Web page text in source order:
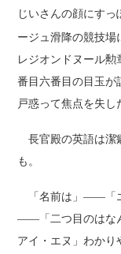
じいさんの顔にす
ージュ滑降の競技
レジオンドヌール
番目六番目の目玉
戸惑って焦点を失し
長官殿の英語は潔
も。
「名前は」――「
――「二つ目のはな
アイ・エヌ」わか